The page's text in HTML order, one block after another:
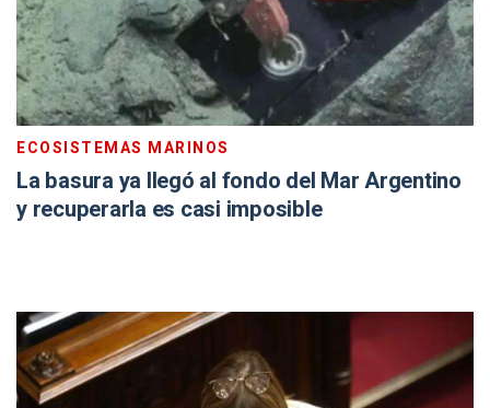
ECOSISTEMAS MARINOS
La basura ya llegó al fondo del Mar Argentino
y recuperarla es casi imposible